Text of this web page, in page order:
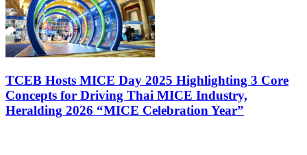
TCEB Hosts MICE Day 2025 Highlighting 3 Core
Concepts for Driving Thai MICE Industry,
Heralding 2026 “MICE Celebration Year”